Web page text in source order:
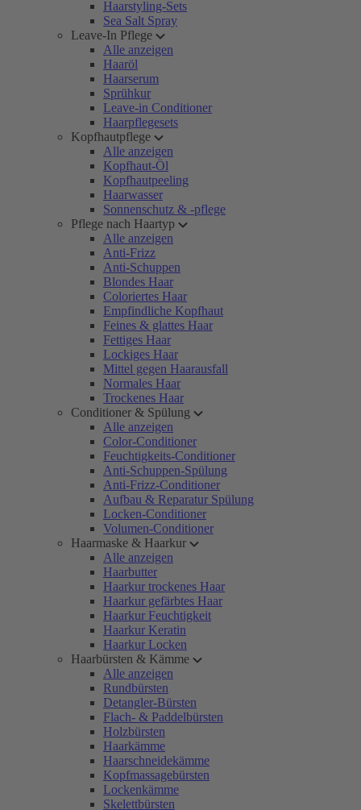
Haarstyling-Sets
Sea Salt Spray
Leave-In Pflege
Alle anzeigen
Haaröl
Haarserum
Sprühkur
Leave-in Conditioner
Haarpflegesets
Kopfhautpflege
Alle anzeigen
Kopfhaut-Öl
Kopfhautpeeling
Haarwasser
Sonnenschutz & -pflege
Pflege nach Haartyp
Alle anzeigen
Anti-Frizz
Anti-Schuppen
Blondes Haar
Coloriertes Haar
Empfindliche Kopfhaut
Feines & glattes Haar
Fettiges Haar
Lockiges Haar
Mittel gegen Haarausfall
Normales Haar
Trockenes Haar
Conditioner & Spülung
Alle anzeigen
Color-Conditioner
Feuchtigkeits-Conditioner
Anti-Schuppen-Spülung
Anti-Frizz-Conditioner
Aufbau & Reparatur Spülung
Locken-Conditioner
Volumen-Conditioner
Haarmaske & Haarkur
Alle anzeigen
Haarbutter
Haarkur trockenes Haar
Haarkur gefärbtes Haar
Haarkur Feuchtigkeit
Haarkur Keratin
Haarkur Locken
Haarbürsten & Kämme
Alle anzeigen
Rundbürsten
Detangler-Bürsten
Flach- & Paddelbürsten
Holzbürsten
Haarkämme
Haarschneidekämme
Kopfmassagebürsten
Lockenkämme
Skelettbürsten